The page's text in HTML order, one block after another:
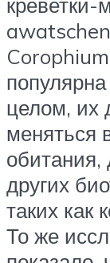
целом, их
меняться
обитания,
других
таких как
То же